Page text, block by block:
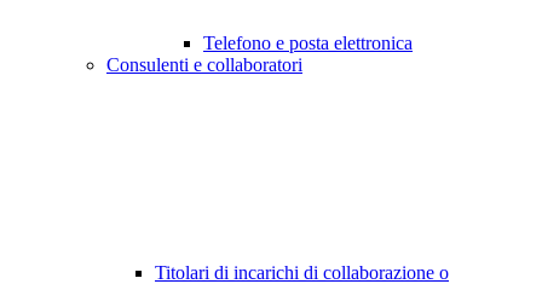
Telefono e posta elettronica
Consulenti e collaboratori
Titolari di incarichi di collaborazione o